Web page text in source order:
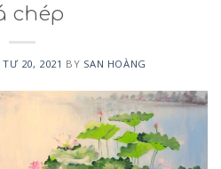
chép
20, 2021 BY SAN HOÀNG